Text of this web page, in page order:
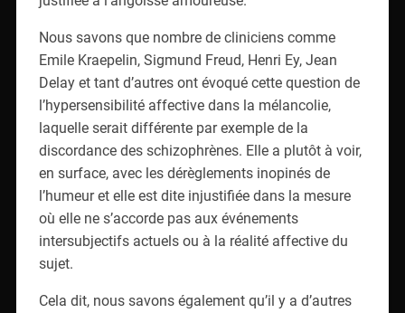
Nous savons que nombre de cliniciens comme
Emile Kraepelin, Sigmund Freud, Henri Ey, Jean
Delay et tant d’autres ont évoqué cette question de
l’hypersensibilité affective dans la mélancolie,
laquelle serait différente par exemple de la
discordance des schizophrènes. Elle a plutôt à voir,
en surface, avec les dérèglements inopinés de
l’humeur et elle est dite injustifiée dans la mesure
où elle ne s’accorde pas aux événements
intersubjectifs actuels ou à la réalité affective du
sujet.
Cela dit, nous savons également qu’il y a d’autres